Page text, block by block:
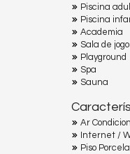
Piscina
Piscina
Academia
Sala de
Playground
Spa
Sauna
Ar
Internet /
Piso